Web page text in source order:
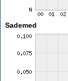
Sademed